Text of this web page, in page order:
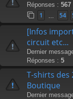
Réponses : 567
1 54
[Infos
circuit etc...
Dernier
Réponses : 5
T-shirts des
Boutique
Dernier